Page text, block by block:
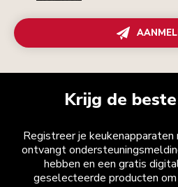
Krijg de
Registreer je
ontvangt
hebben en een gratis
geselecteerde producten